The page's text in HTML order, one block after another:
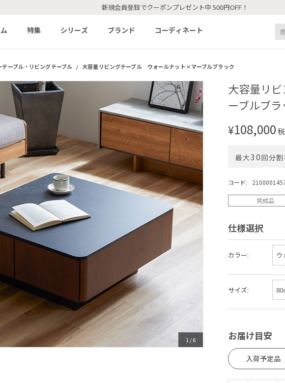
新規会員登録でクーポンプレゼント中 500円OFF！
特集 シリーズ ブランド コーディネート
テーブル・リビングテーブル / 大容量リビングテーブル ウォールナット×マーブルブラック
1 /6
大容量リ
ーブルブラ
¥108,000
最大30回分
コード:
完成品
仕様選択
カラー:
サイズ:
お届け目安
入荷予定品